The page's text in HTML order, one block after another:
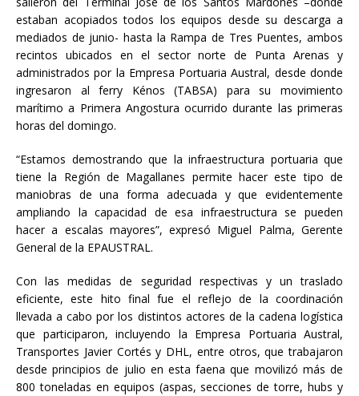
estaban acopiados todos los equipos desde su descarga a
mediados de junio- hasta la Rampa de Tres Puentes, ambos
recintos ubicados en el sector norte de Punta Arenas y
administrados por la Empresa Portuaria Austral, desde donde
ingresaron al ferry Kénos (TABSA) para su movimiento
marítimo a Primera Angostura ocurrido durante las primeras
horas del domingo.
“Estamos demostrando que la infraestructura portuaria que
tiene la Región de Magallanes permite hacer este tipo de
maniobras de una forma adecuada y que evidentemente
ampliando la capacidad de esa infraestructura se pueden
hacer a escalas mayores”, expresó Miguel Palma, Gerente
General de la EPAUSTRAL.
Con las medidas de seguridad respectivas y un traslado
eficiente, este hito final fue el reflejo de la coordinación
llevada a cabo por los distintos actores de la cadena logística
que participaron, incluyendo la Empresa Portuaria Austral,
Transportes Javier Cortés y DHL, entre otros, que trabajaron
desde principios de julio en esta faena que movilizó más de
800 toneladas en equipos (aspas, secciones de torre, hubs y